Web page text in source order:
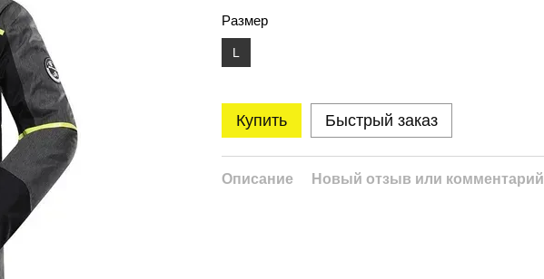
Размер
L
Купить Быстрый заказ
Описание Новый отзыв или комментарий